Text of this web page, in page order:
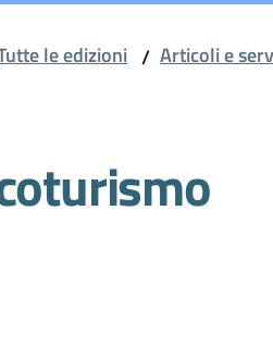
le edizioni / Articoli e